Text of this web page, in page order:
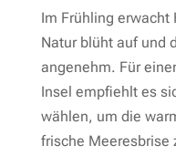
Im Frühling erwacht
Natur blüht auf und
angenehm. Für
Insel empfiehlt es
wählen, um die
frische Meeresbrise